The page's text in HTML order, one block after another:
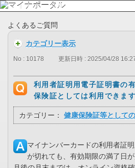
よくあるご質問
カテゴリー表示
No : 10178 更新日時 : 2025/04/28
利用者証明用電子証明書の
保険証としては利用できます
カテゴリー： 健康保険証等として
マイナンバーカードの利用者証
が切れても、有効期限の満了日